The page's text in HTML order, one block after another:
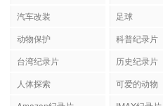
汽车改装
足球
动物保护
科普纪录片
台湾纪录片
历史纪录片
人体探索
可爱的动物